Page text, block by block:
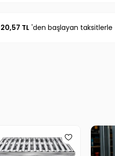
Katkı Maddesi İçermez Koruyucu
20,57 TL 'den başlayan taksitlerle